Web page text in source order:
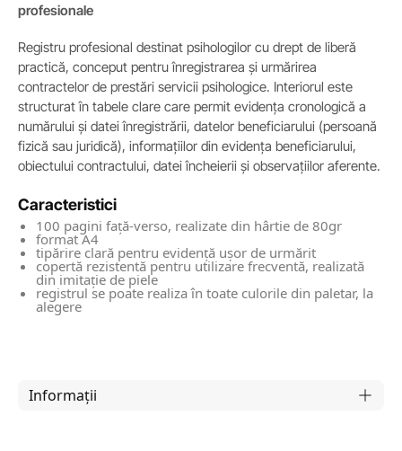
profesionale
Registru profesional destinat psihologilor cu drept de liberă
practică, conceput pentru înregistrarea și urmărirea
contractelor de prestări servicii psihologice. Interiorul este
structurat în tabele clare care permit evidența cronologică a
numărului și datei înregistrării, datelor beneficiarului (persoană
fizică sau juridică), informațiilor din evidența beneficiarului,
obiectului contractului, datei încheierii și observațiilor aferente.
Caracteristici
100 pagini față-verso, realizate din hârtie de 80gr
format A4
tipărire clară pentru evidență ușor de urmărit
copertă rezistentă pentru utilizare frecventă, realizată
din imitație de piele
registrul se poate realiza în toate culorile din paletar, la
alegere
Informații